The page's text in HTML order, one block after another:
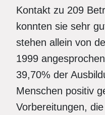
Kontakt zu 209
konnten sie sehr
stehen allein von
1999
39,70% der
Menschen positiv
Vorbereitungen,